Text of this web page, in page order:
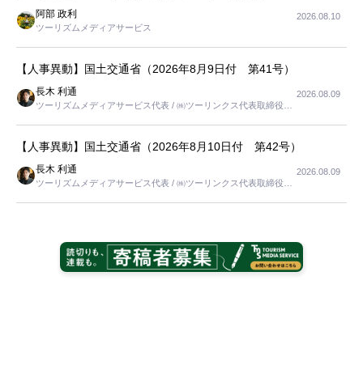
阿部 政利
ツーリズムメディアサービス
2026.08.10
【人事異動】国土交通省（2026年8月9日付 第41号）
長木 利通
ツーリズムメディアサービス代表 / ㈱ツーリンクス代表取締役社
2026.08.09
【人事異動】国土交通省（2026年8月10日付 第42号）
長木 利通
ツーリズムメディアサービス代表 / ㈱ツーリンクス代表取締役社
2026.08.09